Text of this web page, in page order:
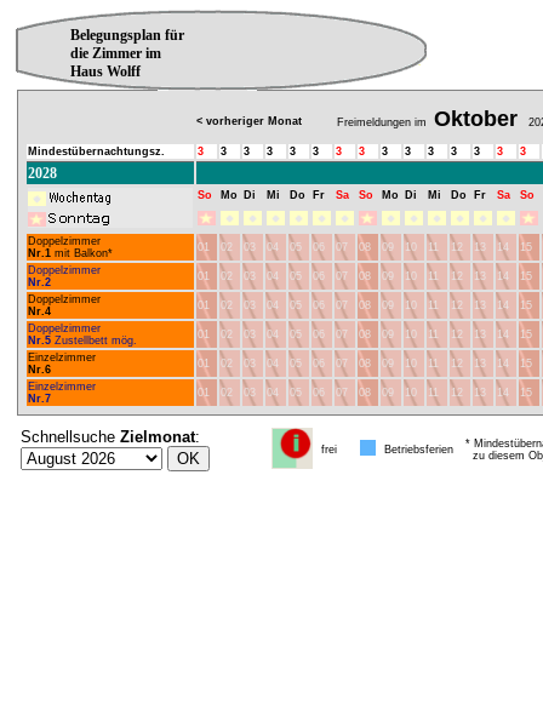
Belegungsplan für
die Zimmer im
Haus Wolff
< vorheriger Monat Freimeldungen im Oktober
Mindestübernachtungsz. 3 3 3 3 3 3 3 3 3 3 3 3 3 3 3
2028
So Mo Di Mi Do Fr Sa So Mo Di Mi Do Fr Sa So
Doppelzimmer
Nr.1 mit Balkon* 01 02 03 04 05 06 07 08 09 10 11 12 13 14
15
Doppelzimmer
Nr.2
01 02 03 04 05 06 07 08 09 10 11 12 13 14
15
Doppelzimmer
Nr.4
01 02 03 04 05 06 07 08 09 10 11 12 13 14
15
Doppelzimmer
Nr.5 Zustellbett mög. 01 02 03 04 05 06 07 08 09 10 11 12 13 14
15
Einzelzimmer
Nr.6
01 02 03 04 05 06 07 08 09 10 11 12 13 14
15
Einzelzimmer
Nr.7
01 02 03 04 05 06 07 08 09 10 11 12 13 14 15
Schnellsuche Zielmonat:
frei Betriebsferien
*
zu diesem